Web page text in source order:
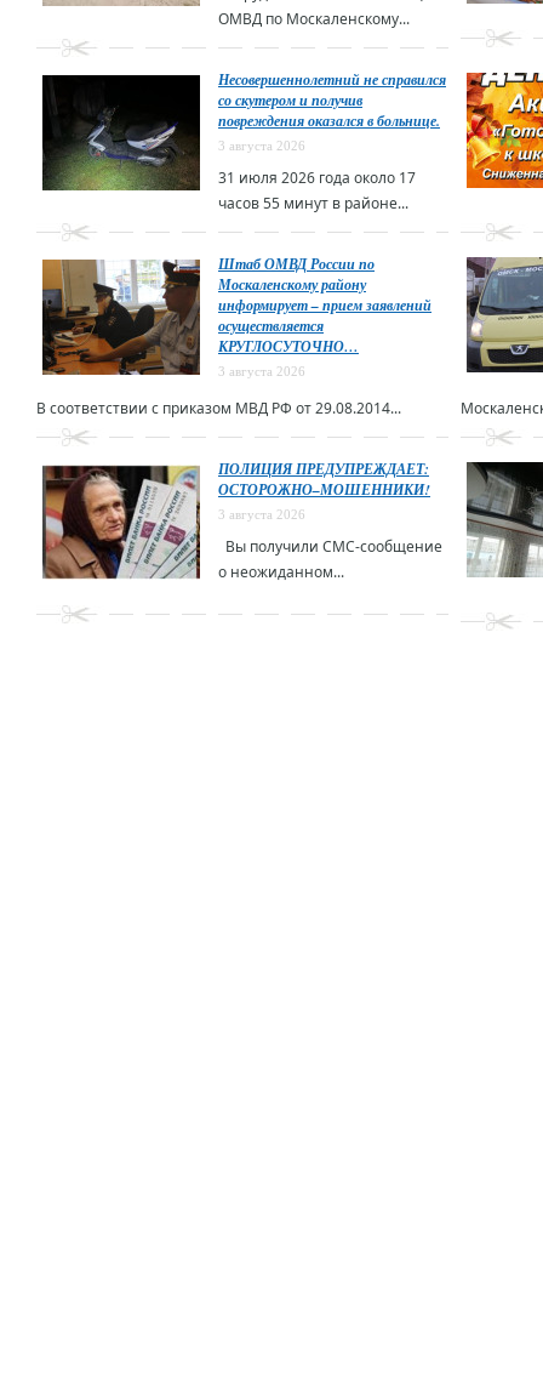
ОМВД по Москаленскому...
Несовершеннолетний не справился
со скутером и получив
повреждения оказался в больнице.
3 августа 2026
31 июля 2026 года около 17
часов 55 минут в районе...
Штаб ОМВД России по
Москаленскому району
информирует – прием заявлений
осуществляется
КРУГЛОСУТОЧНО…
3 августа 2026
В соответствии с приказом МВД РФ от 29.08.2014...
ПОЛИЦИЯ ПРЕДУПРЕЖДАЕТ:
ОСТОРОЖНО–МОШЕННИКИ!
3 августа 2026
Вы получили СМС-сообщение
о неожиданном...